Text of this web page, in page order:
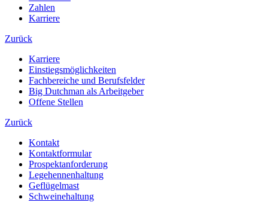
Zahlen
Karriere
Zurück
Karriere
Einstiegsmöglichkeiten
Fachbereiche und Berufsfelder
Big Dutchman als Arbeitgeber
Offene Stellen
Zurück
Kontakt
Kontaktformular
Prospektanforderung
Legehennenhaltung
Geflügelmast
Schweinehaltung